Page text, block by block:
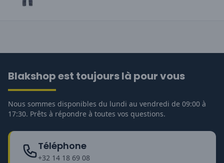
Blakshop est toujours là pour vous
Nous sommes disponibles du lundi au vendredi de 09:00 à
17:30. Prêts à répondre à toutes vos questions.
Téléphone
+32 14 18 69 08